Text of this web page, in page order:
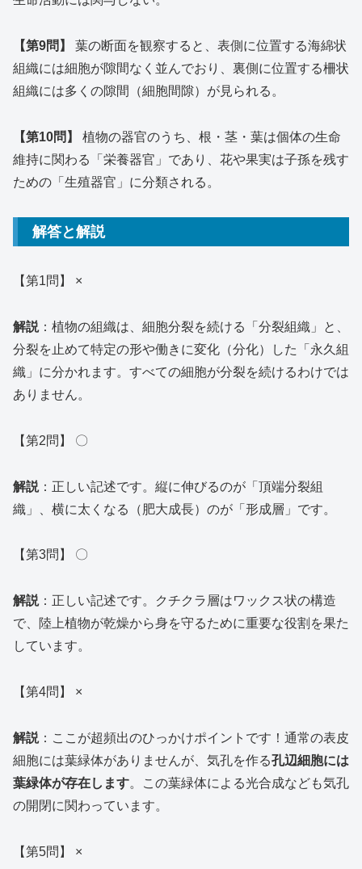
【第9問】
葉の断面を観察すると、表側に位置する海綿状
組織には細胞が隙間なく並んでおり、裏側に位置する柵状
組織には多くの隙間（細胞間隙）が見られる。
【第10問】
植物の器官のうち、根・茎・葉は個体の生命
維持に関わる「栄養器官」であり、花や果実は子孫を残す
ための「生殖器官」に分類される。
解答と解説
【第1問】 ×
解説：植物の組織は、細胞分裂を続ける「分裂組織」と、
分裂を止めて特定の形や働きに変化（分化）した「永久組
織」に分かれます。すべての細胞が分裂を続けるわけでは
ありません。
【第2問】 〇
解説：正しい記述です。縦に伸びるのが「頂端分裂組
織」、横に太くなる（肥大成長）のが「形成層」です。
【第3問】 〇
解説：正しい記述です。クチクラ層はワックス状の構造
で、陸上植物が乾燥から身を守るために重要な役割を果た
しています。
【第4問】 ×
解説：ここが超頻出のひっかけポイントです！通常の表皮
細胞には葉緑体がありませんが、気孔を作る孔辺細胞には
葉緑体が存在します。この葉緑体による光合成なども気孔
の開閉に関わっています。
【第5問】 ×